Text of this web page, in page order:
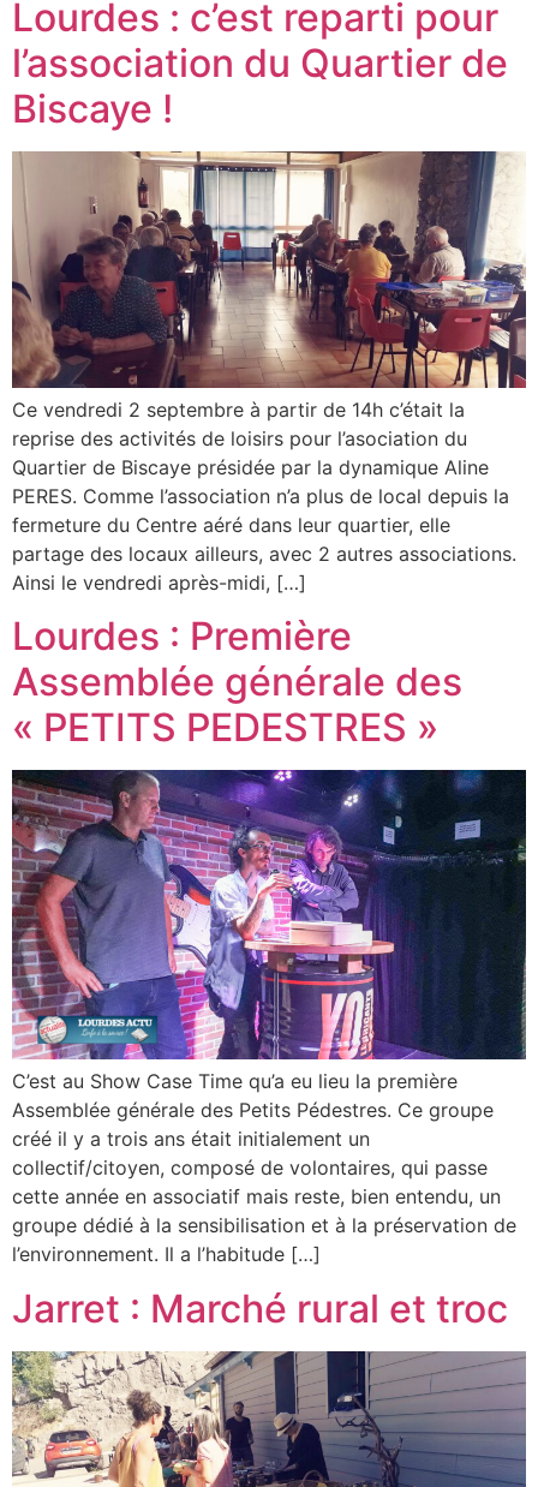
Lourdes : c’est reparti pour
l’association du Quartier de
Biscaye !
Ce vendredi 2 septembre à partir de 14h c’était la
reprise des activités de loisirs pour l’asociation du
Quartier de Biscaye présidée par la dynamique Aline
PERES. Comme l’association n’a plus de local depuis la
fermeture du Centre aéré dans leur quartier, elle
partage des locaux ailleurs, avec 2 autres associations.
Ainsi le vendredi après-midi, […]
Lourdes : Première
Assemblée générale des
« PETITS PEDESTRES »
C’est au Show Case Time qu’a eu lieu la première
Assemblée générale des Petits Pédestres. Ce groupe
créé il y a trois ans était initialement un
collectif/citoyen, composé de volontaires, qui passe
cette année en associatif mais reste, bien entendu, un
groupe dédié à la sensibilisation et à la préservation de
l’environnement. Il a l’habitude […]
Jarret : Marché rural et troc